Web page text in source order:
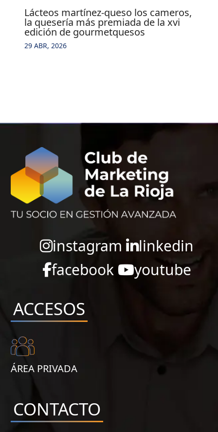
lácteos martínez-queso los cameros,
la quesería más premiada de la xvi
edición de gourmetquesos
29 ABR, 2026
instagram
linkedin
facebook
youtube
ACCESOS
ÁREA PRIVADA
CONTACTO